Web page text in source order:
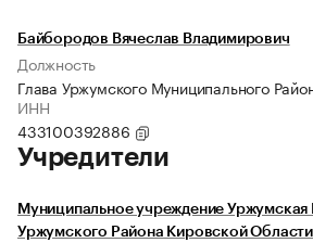
Байбородов Вячеслав Владимирович
Должность
Глава Уржумского Муниципального
ИНН
433100392886
Учредители
Муниципальное учреждение Уржумская
Уржумского Района Кировской Области